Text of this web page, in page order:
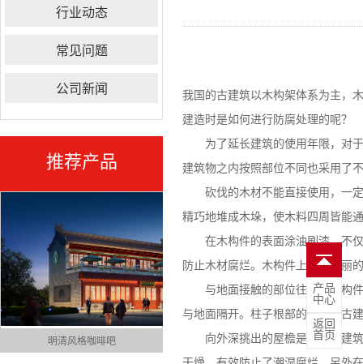
我国的古建筑以木构架体系为主，
建造时是如何进行防腐处理的呢？
为了延长建筑的使用年限，对于
建筑物之内按照部位不同也采用了
砍伐的木材不能直接使用，一定
精巧地堆成木垛，使木料四周皆能
在木构件的表面涂油刷漆，不仅
防止木材腐烂。木构件上色泽艳丽
与地面接触的部位往往是木构件
与地面隔开。柱子根部的柱础，古
向外深挑出的屋檐是中国古建筑
行业动态
常见问题
公司新闻
推荐产品
明清风格咖啡吧
街区透视
产品
中心
返回
首页